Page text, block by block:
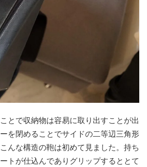
とで収納物は容易に取り出すことが出
を閉めることでサイドの二等辺三角形
んな構造の鞄は初めて見ました。持ち
トが仕込んでありグリップするととて